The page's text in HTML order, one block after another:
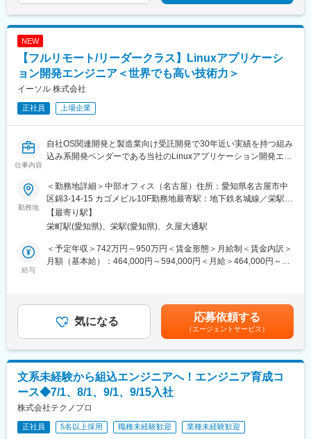
NEW
【フルリモート/リーダークラス】Linuxアプリケーシ
ョン開発エンジニア＜世界でも高い技術力＞
イーソル 株式会社
正社員 上場企業
仕事内容
自社OS関連開発と製造業向け受託開発で30年近い実績を持つ組み
込み系開発ベンダーである当社のLinuxアプリケーション開発エン
■職務内容：
・ROS(Robot Operating System)を活用したロボティクスおよび
自律制御のためのアプリケーション、ミドルウェア、ドライバ、
OSの開発
・Autowareを活用した自律走行のためのソフトウェア開発
・ROSおよびAutowareを用いたシステム開発におけるテクニカル
■職務の特徴：
・最新の自律自動システムの開発に携われる
レイヤで自身のソフトウェア技術を生かせる
・機械学習/AI/SLAM/制御工学/画像処理を駆使して自律自動システ
ムの付加価値に携われる
・メニー・マルチコア、GPUやDSPを含めたヘテロジニアス・コ
ンピューティング、ネットワークを介した分散コンピューティン
グ、ASIC/FPGA 内の専用ハードウェアにより、演算リソースをフ
勤務地
＜勤務地詳細＞中部オフィス（名古屋）住所：愛知県名古屋市中
区錦3-14-15 カゴメビル10F勤務地最寄駅：地下鉄名城線／栄駅受
動喫煙対策：敷地内全面禁煙変更の範囲：会社の定める事業所
（リモートワーク含む）
【最寄り駅】
栄町駅(愛知県)、栄駅(愛知県)、久屋大通駅
給与
＜予定年収＞742万円～950万円＜賃金形態＞月給制＜賃金内訳＞
月額（基本給）：464,000円～594,000円＜月給＞464,000円～
歳・課長代理730万円◇社歴3年・35歳・アシスタントプロジェク
トマネージャー720万円賃金はあくまでも目安の金額であり、選
考を通じて上下する可能性があります。月給(月額)は固定手当を含
めた表記です。
気になる 応募依頼する
（エージェントサービス）
文系未経験から組込エンジニアへ！エンジニア育成コ
ース◆7/1、8/1、9/1、9/15入社
株式会社テクノプロ
正社員 5名以上採用 職種未経験歓迎 業種未経験歓迎